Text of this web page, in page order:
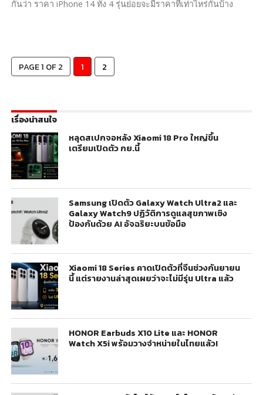
กันว่า ราคา iPhone 14 ทั้ง 4 รุ่นย่อยจะมีราคาที่เท่าไหร่กันบ้าง
PAGE 1 OF 2 1 2
เรื่องน่าสนใจ
หลุดสเปกจอหลัง Xiaomi 18 Pro ใหญ่ขึ้น
เตรียมเปิดตัว กย.นี้
Samsung เปิดตัว Galaxy Watch Ultra2 และ
Galaxy Watch9 ปฏิวัติการดูแลสุขภาพเชิง
ป้องกันด้วย AI อัจฉริยะบนข้อมือ
Xiaomi 18 Series คาดเปิดตัวที่จีนช่วงกันยายน
นี้ แต่รายงานล่าสุดเผยว่าจะไม่มีรุ่น Ultra แล้ว
HONOR Earbuds X10 Lite และ HONOR
Watch X5i พร้อมวางจำหน่ายในไทยแล้ว!